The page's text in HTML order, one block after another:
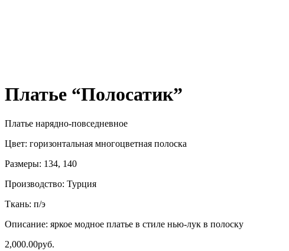
Платье “Полосатик”
Платье нарядно-повседневное
Цвет: горизонтальная многоцветная полоска
Размеры: 134, 140
Производство: Турция
Ткань: п/э
Описание: яркое модное платье в стиле нью-лук в полоску
2,000.00руб.